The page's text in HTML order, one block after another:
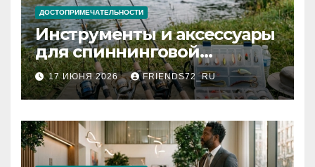
ДОСТОПРИМЕЧАТЕЛЬНОСТИ
Инструменты и аксессуары
для спиннинговой
рыбалки: назначение и
типы
17 ИЮНЯ 2026 FRIENDS72_RU